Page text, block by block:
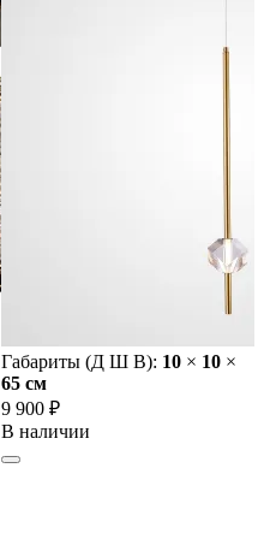
Габариты (Д Ш В): 10 × 10 ×
65 cм
9 900 ₽
В наличии